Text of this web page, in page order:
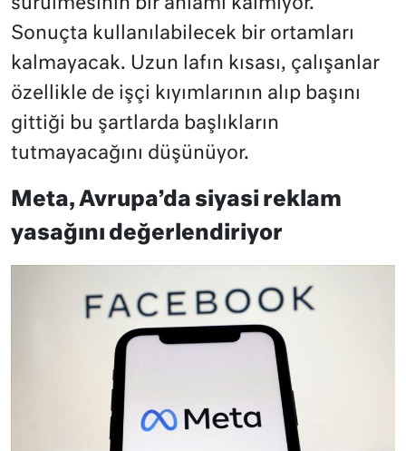
sürülmesinin bir anlamı kalmıyor.
Sonuçta kullanılabilecek bir ortamları
kalmayacak. Uzun lafın kısası, çalışanlar
özellikle de işçi kıyımlarının alıp başını
gittiği bu şartlarda başlıkların
tutmayacağını düşünüyor.
Meta, Avrupa’da siyasi reklam
yasağını değerlendiriyor